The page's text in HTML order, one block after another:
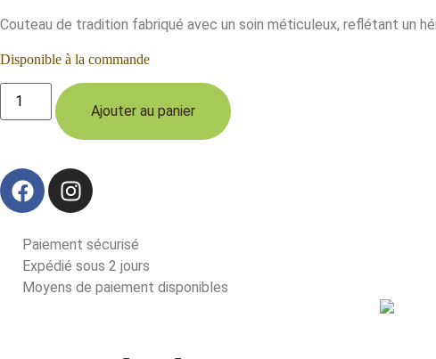
Couteau de tradition fabriqué avec un soin méticuleux, reflétant un
Disponible à la commande
Ajouter au panier
Paiement sécurisé
Expédié sous 2 jours
Moyens de paiement disponibles